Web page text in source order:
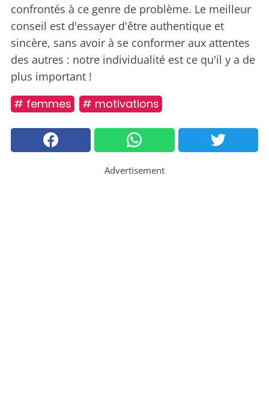
confrontés à ce genre de problème. Le meilleur
conseil est d'essayer d'être authentique et
sincère, sans avoir à se conformer aux attentes
des autres : notre individualité est ce qu'il y a de
plus important !
# femmes # motivations
Advertisement